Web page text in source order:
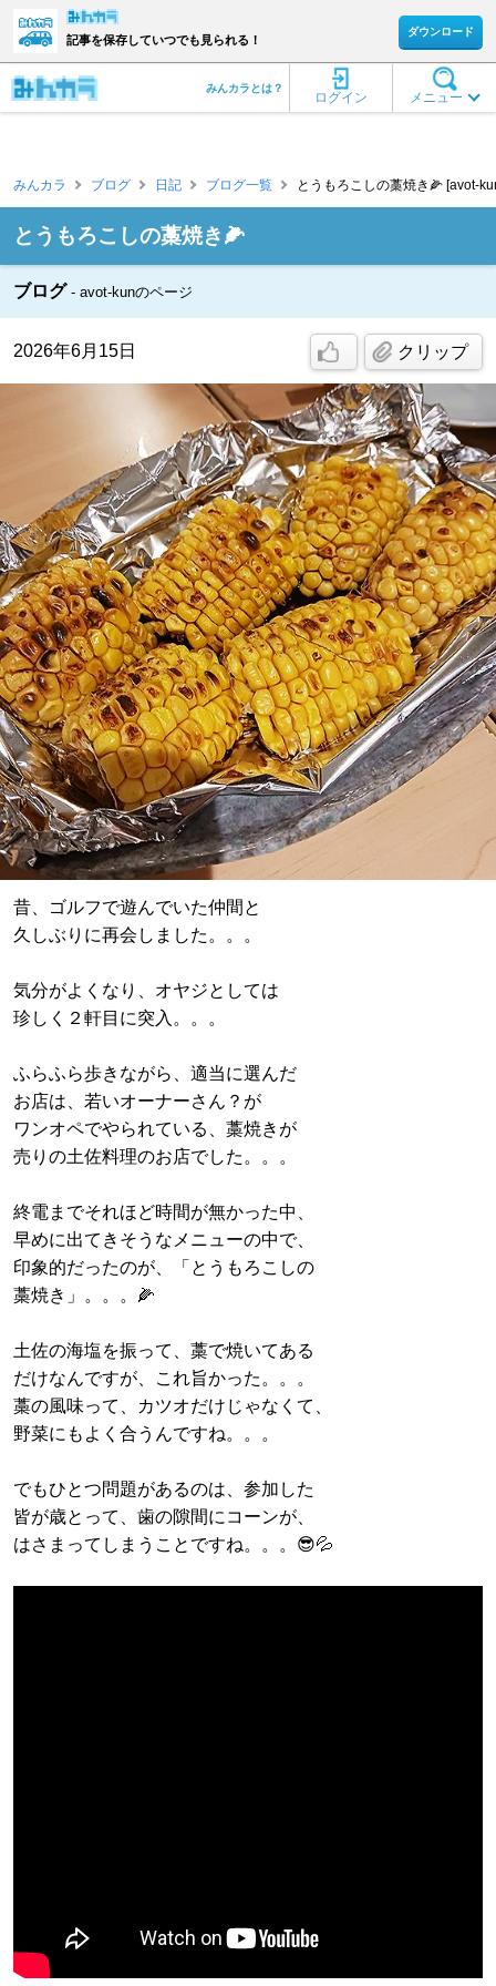
記事を保存していつでも見られる！
ダウンロード
メニュー
ログイン
みんカラとは？
みんカラ ブログ 日記 ブログ一覧 とうもろこしの藁焼き🌽 [avot-
とうもろこしの藁焼き🌽
ブログ avot-kunのページ
2026年6月15日 クリップ
昔、ゴルフで遊んでいた仲間と
久しぶりに再会しました。。。
気分がよくなり、オヤジとしては
珍しく２軒目に突入。。。
ふらふら歩きながら、適当に選んだ
お店は、若いオーナーさん？が
ワンオペでやられている、藁焼きが
売りの土佐料理のお店でした。。。
終電までそれほど時間が無かった中、
早めに出てきそうなメニューの中で、
印象的だったのが、「とうもろこしの
藁焼き」。。。🌽
土佐の海塩を振って、藁で焼いてある
だけなんですが、これ旨かった。。。
藁の風味って、カツオだけじゃなくて、
野菜にもよく合うんですね。。。
でもひとつ問題があるのは、参加した
皆が歳とって、歯の隙間にコーンが、
はさまってしまうことですね。。。😎💦